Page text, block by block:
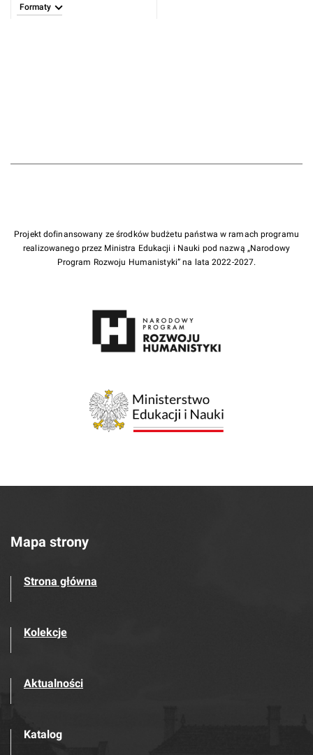
Formaty
Projekt dofinansowany ze środków budżetu państwa w ramach programu
realizowanego przez Ministra Edukacji i Nauki pod nazwą „Narodowy
Program Rozwoju Humanistyki” na lata 2022-2027.
Mapa strony
Strona główna
Kolekcje
Aktualności
Katalog